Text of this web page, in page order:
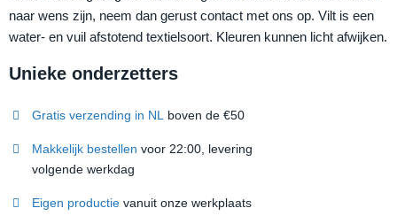
naar wens zijn, neem dan gerust contact met ons op. Vilt is een
water- en vuil afstotend textielsoort. Kleuren kunnen licht afwijken.
Unieke onderzetters
Gratis verzending in NL boven de €50
Makkelijk bestellen voor 22:00, levering
volgende werkdag
Eigen productie vanuit onze werkplaats